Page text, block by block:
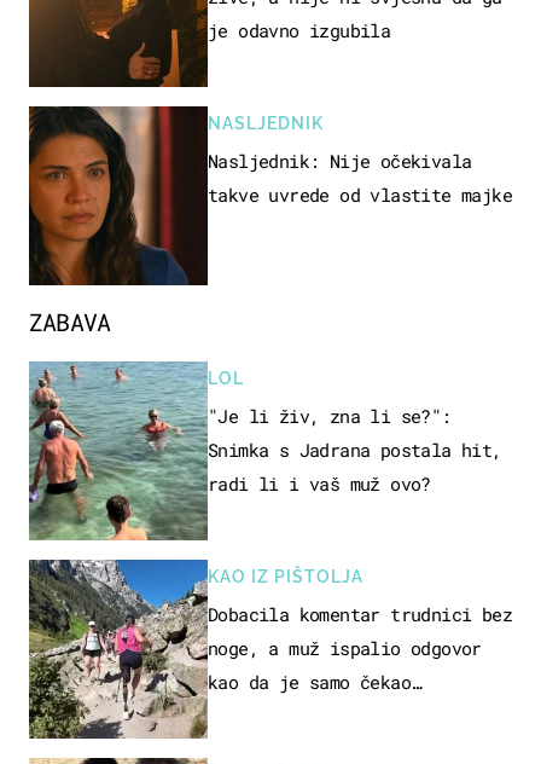
ZABAVA
LOL
"Je li živ, zna li se?":
Snimka s Jadrana postala hit,
radi li i vaš muž ovo?
KAO IZ PIŠTOLJA
Dobacila komentar trudnici bez
noge, a muž ispalio odgovor
kao da je samo čekao…
je odavno izgubila
NASLJEDNIK
Nasljednik: Nije očekivala
takve uvrede od vlastite majke